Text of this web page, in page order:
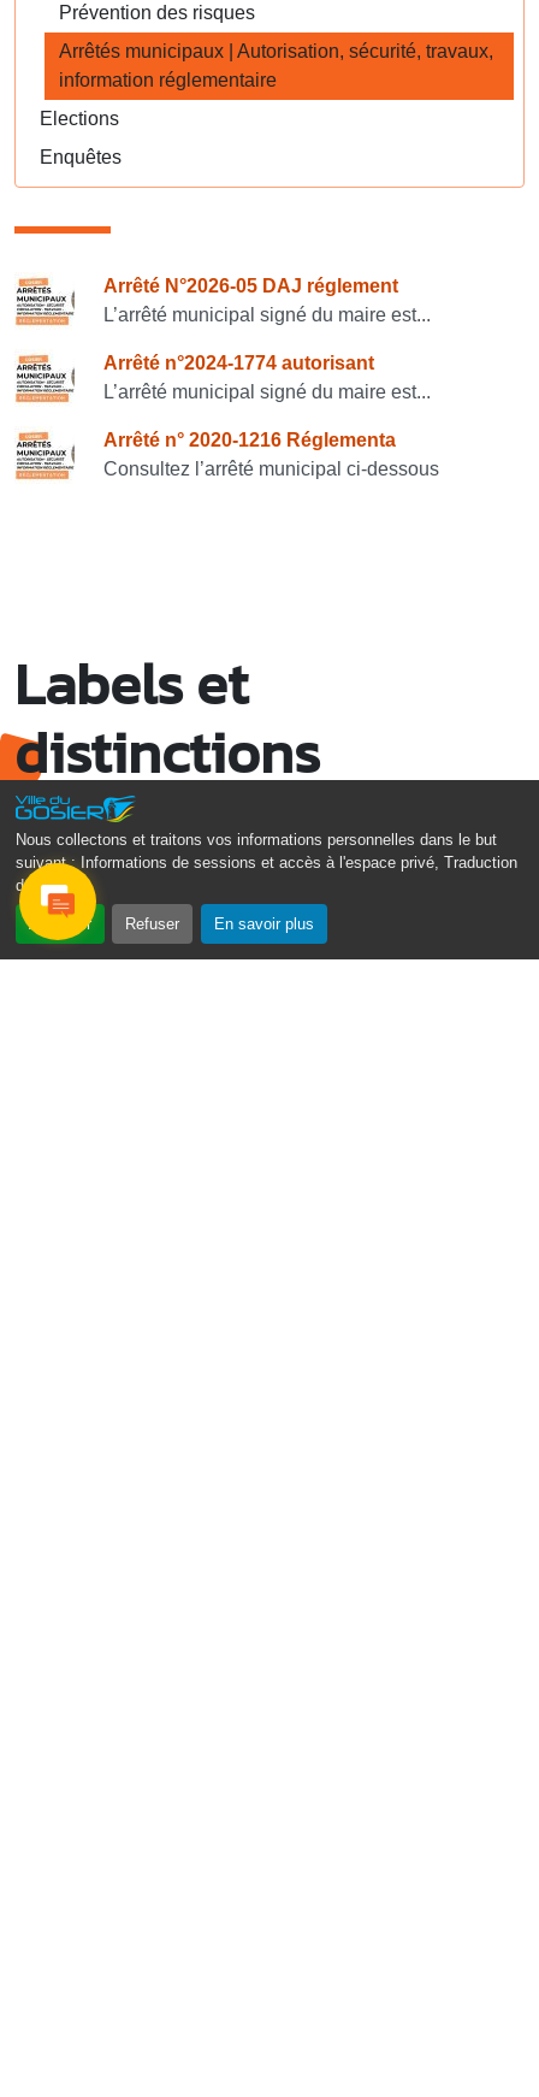
Nous collectons et traitons vos informations personnelles dans le but
suivant :
Informations de sessions et accès à l'espace privé, Traduction
des pages .
Accepter Refuser En savoir plus
Prévention des risques
Arrêtés municipaux | Autorisation, sécurité, travaux,
information réglementaire
Elections
Enquêtes
Consulter également
Arrêté N°2026-05 DAJ réglement
L’arrêté municipal signé du maire est...
Arrêté n°2024-1774 autorisant
L’arrêté municipal signé du maire est...
Arrêté n° 2020-1216 Réglementa
Consultez l’arrêté municipal ci-dessous
Labels et
distinctions